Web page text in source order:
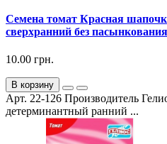
Семена томат Красная
сверхранний без
10.00 грн.
В корзину
Арт. 22-126 Производитель
детерминантный ранний ...